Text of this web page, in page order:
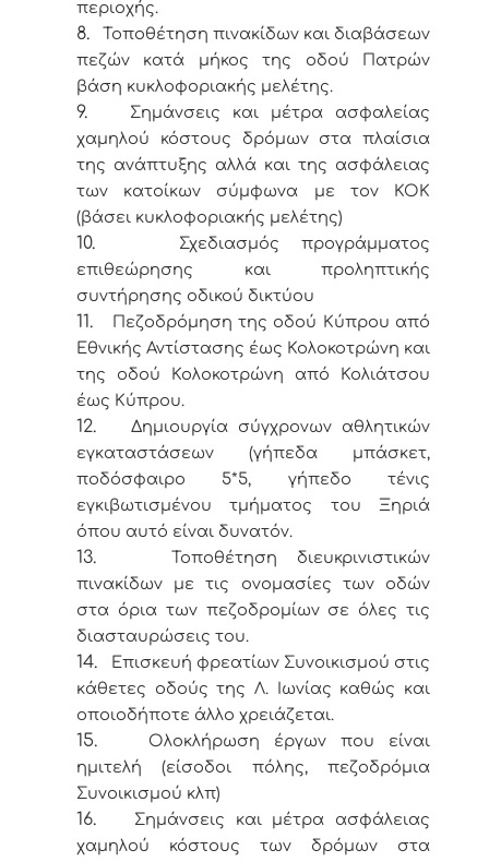
περιοχής.
8.
Τοποθέτηση πινακίδων και διαβάσεων
πεζών κατά μήκος της οδού Πατρών
βάση κυκλοφοριακής μελέτης.
9.
Σημάνσεις και μέτρα ασφαλείας
χαμηλού κόστους δρόμων στα πλαίσια
της ανάπτυξης αλλά και της ασφάλειας
των κατοίκων σύμφωνα με τον ΚΟΚ
(βάσει κυκλοφοριακής μελέτης)
10.
Σχεδιασμός προγράμματος
επιθεώρησης και προληπτικής
συντήρησης οδικού δικτύου
11.
Πεζοδρόμηση της οδού Κύπρου από
Εθνικής Αντίστασης έως Κολοκοτρώνη και
της οδού Κολοκοτρώνη από Κολιάτσου
έως Κύπρου.
12.
Δημιουργία σύγχρονων αθλητικών
εγκαταστάσεων (γήπεδα μπάσκετ,
ποδόσφαιρο 5*5, γήπεδο τένις
εγκιβωτισμένου τμήματος του Ξηριά
όπου αυτό είναι δυνατόν.
13.
Τοποθέτηση διευκρινιστικών
πινακίδων με τις ονομασίες των οδών
στα όρια των πεζοδρομίων σε όλες τις
διασταυρώσεις του.
14.
Επισκευή φρεατίων Συνοικισμού στις
κάθετες οδούς της Λ. Ιωνίας καθώς και
οποιοδήποτε άλλο χρειάζεται.
15.
Ολοκλήρωση έργων που είναι
ημιτελή (είσοδοι πόλης, πεζοδρόμια
Συνοικισμού κλπ)
16.
Σημάνσεις και μέτρα ασφάλειας
χαμηλού κόστους των δρόμων στα